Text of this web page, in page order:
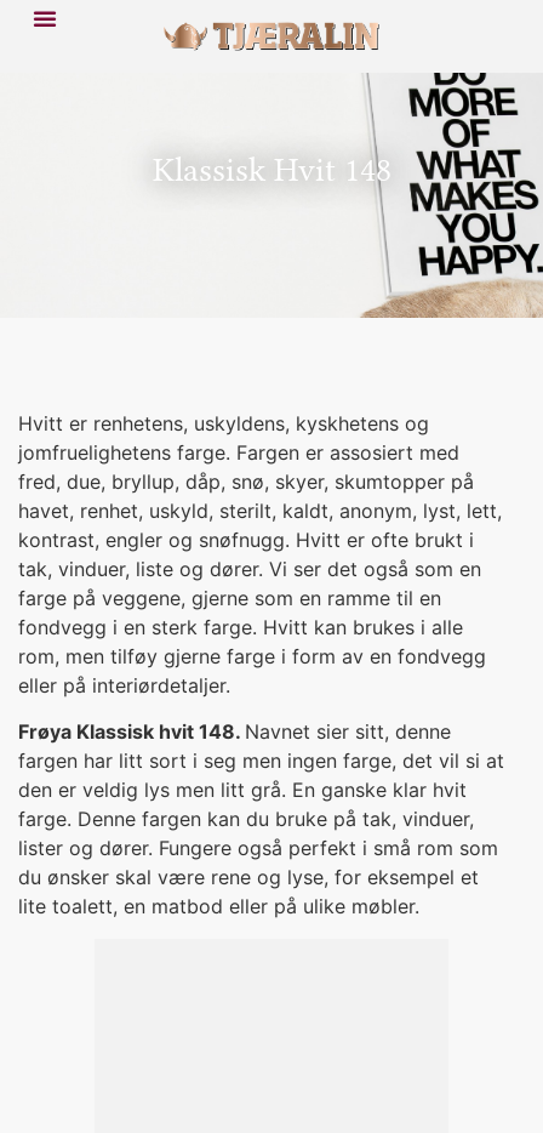
Klassisk Hvit 148
Hvitt er renhetens, uskyldens, kyskhetens og
jomfruelighetens farge. Fargen er assosiert med
fred, due, bryllup, dåp, snø, skyer, skumtopper på
havet, renhet, uskyld, sterilt, kaldt, anonym, lyst, lett,
kontrast, engler og snøfnugg. Hvitt er ofte brukt i
tak, vinduer, liste og dører. Vi ser det også som en
farge på veggene, gjerne som en ramme til en
fondvegg i en sterk farge. Hvitt kan brukes i alle
rom, men tilføy gjerne farge i form av en fondvegg
eller på interiørdetaljer.
Frøya Klassisk hvit 148. Navnet sier sitt, denne
fargen har litt sort i seg men ingen farge, det vil si at
den er veldig lys men litt grå. En ganske klar hvit
farge. Denne fargen kan du bruke på tak, vinduer,
lister og dører. Fungere også perfekt i små rom som
du ønsker skal være rene og lyse, for eksempel et
lite toalett, en matbod eller på ulike møbler.